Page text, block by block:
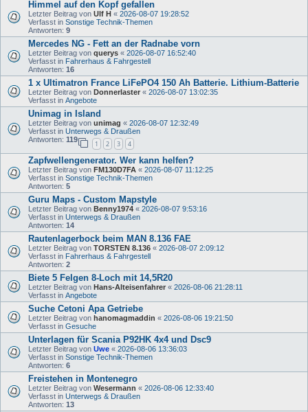
Himmel auf den Kopf gefallen
Letzter Beitrag von Ulf H « 2026-08-07 19:28:52
Verfasst in Sonstige Technik-Themen
Antworten: 9
Mercedes NG - Fett an der Radnabe vorn
Letzter Beitrag von querys « 2026-08-07 16:52:40
Verfasst in Fahrerhaus & Fahrgestell
Antworten: 16
1 x Ultimatron France LiFePO4 150 Ah Batterie. Lithium-Batterie
Letzter Beitrag von Donnerlaster « 2026-08-07 13:02:35
Verfasst in Angebote
Unimag in Island
Letzter Beitrag von unimag « 2026-08-07 12:32:49
Verfasst in Unterwegs & Draußen
Antworten: 119
1 2 3 4
Zapfwellengenerator. Wer kann helfen?
Letzter Beitrag von FM130D7FA « 2026-08-07 11:12:25
Verfasst in Sonstige Technik-Themen
Antworten: 5
Guru Maps - Custom Mapstyle
Letzter Beitrag von Benny1974 « 2026-08-07 9:53:16
Verfasst in Unterwegs & Draußen
Antworten: 14
Rautenlagerbock beim MAN 8.136 FAE
Letzter Beitrag von TORSTEN 8.136 « 2026-08-07 2:09:12
Verfasst in Fahrerhaus & Fahrgestell
Antworten: 2
Biete 5 Felgen 8-Loch mit 14,5R20
Letzter Beitrag von Hans-Alteisenfahrer « 2026-08-06 21:28:11
Verfasst in Angebote
Suche Cetoni Apa Getriebe
Letzter Beitrag von hanomagmaddin « 2026-08-06 19:21:50
Verfasst in Gesuche
Unterlagen für Scania P92HK 4x4 und Dsc9
Letzter Beitrag von Uwe « 2026-08-06 13:36:03
Verfasst in Sonstige Technik-Themen
Antworten: 6
Freistehen in Montenegro
Letzter Beitrag von Wesermann « 2026-08-06 12:33:40
Verfasst in Unterwegs & Draußen
Antworten: 13